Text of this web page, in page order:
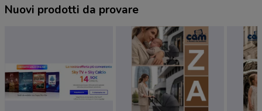
Nuovi prodotti da provare